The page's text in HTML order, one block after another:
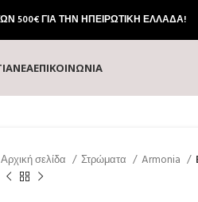
500€ ΓΙΑ ΤΗΝ ΗΠΕΙΡΩΤΙΚΗ ΕΛΛΑΔΑ!
ΝΕΑΕΠΙΚΟΙΝΩΝΙΑ
Αρχική σελίδα Στρώματα Armonia